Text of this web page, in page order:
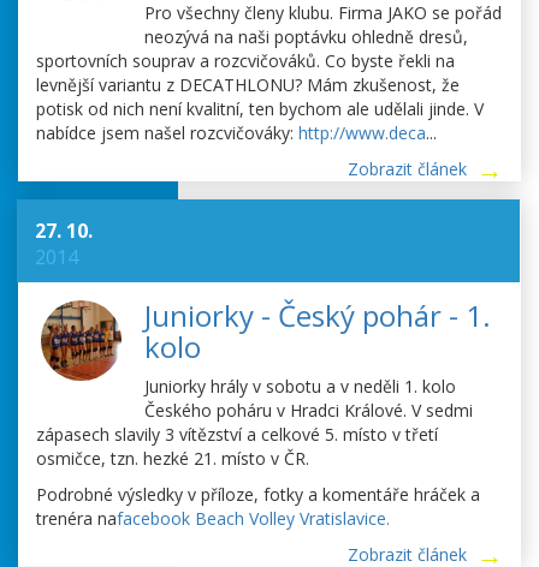
Pro všechny členy klubu. Firma JAKO se pořád
neozývá na naši poptávku ohledně dresů,
sportovních souprav a rozcvičováků. Co byste řekli na
levnější variantu z DECATHLONU? Mám zkušenost, že
potisk od nich není kvalitní, ten bychom ale udělali jinde. V
nabídce jsem našel rozcvičováky: http://www.deca...
Zobrazit článek
27. 10.
2014
Juniorky - Český pohár - 1.
kolo
Juniorky hrály v sobotu a v neděli 1. kolo
Českého poháru v Hradci Králové. V sedmi
zápasech slavily 3 vítězství a celkové 5. místo v třetí
osmičce, tzn. hezké 21. místo v ČR.
Podrobné výsledky v příloze, fotky a komentáře hráček a
trenéra nafacebook Beach Volley Vratislavice.
Zobrazit článek